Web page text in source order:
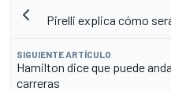
Pirelli explica cómo
SIGUIENTE ARTÍCULO
Hamilton dice que puede
carreras